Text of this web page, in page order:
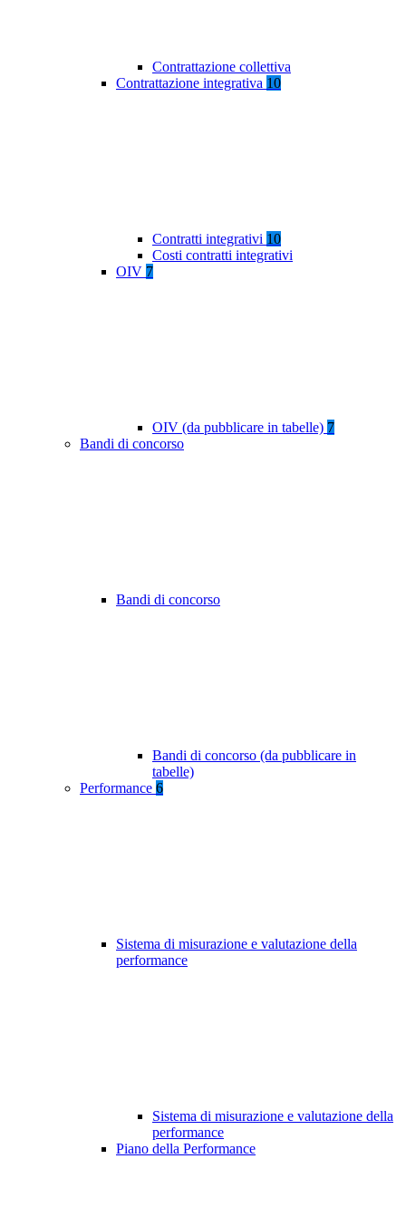
Contrattazione collettiva
Contrattazione integrativa 10
Contratti integrativi 10
Costi contratti integrativi
OIV 7
OIV (da pubblicare in tabelle) 7
Bandi di concorso
Bandi di concorso
Bandi di concorso (da pubblicare in
tabelle)
Performance 6
Sistema di misurazione e valutazione della
performance
Sistema di misurazione e valutazione della
performance
Piano della Performance